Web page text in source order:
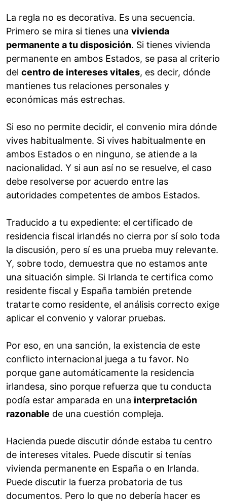
La regla no es decorativa. Es una secuencia.
Primero se mira si tienes una vivienda
permanente a tu disposición. Si tienes vivienda
permanente en ambos Estados, se pasa al criterio
del centro de intereses vitales, es decir, dónde
mantienes tus relaciones personales y
económicas más estrechas.
Si eso no permite decidir, el convenio mira dónde
vives habitualmente. Si vives habitualmente en
ambos Estados o en ninguno, se atiende a la
nacionalidad. Y si aun así no se resuelve, el caso
debe resolverse por acuerdo entre las
autoridades competentes de ambos Estados.
Traducido a tu expediente: el certificado de
residencia fiscal irlandés no cierra por sí solo toda
la discusión, pero sí es una prueba muy relevante.
Y, sobre todo, demuestra que no estamos ante
una situación simple. Si Irlanda te certifica como
residente fiscal y España también pretende
tratarte como residente, el análisis correcto exige
aplicar el convenio y valorar pruebas.
Por eso, en una sanción, la existencia de este
conflicto internacional juega a tu favor. No
porque gane automáticamente la residencia
irlandesa, sino porque refuerza que tu conducta
podía estar amparada en una interpretación
razonable de una cuestión compleja.
Hacienda puede discutir dónde estaba tu centro
de intereses vitales. Puede discutir si tenías
vivienda permanente en España o en Irlanda.
Puede discutir la fuerza probatoria de tus
documentos. Pero lo que no debería hacer es